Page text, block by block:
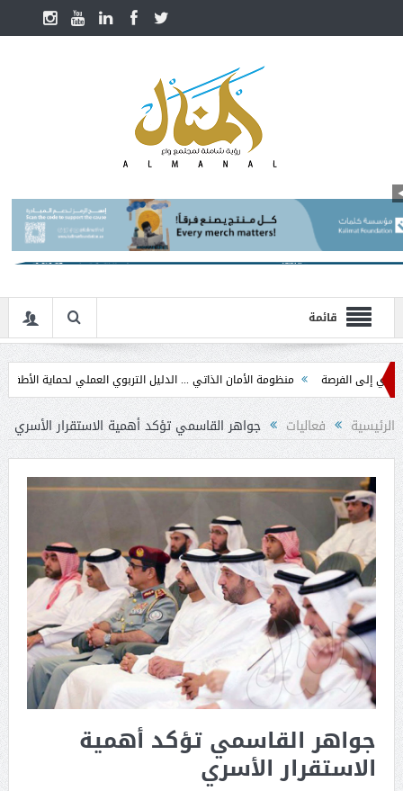
قائمة
منظومة الأمان الذاتي ... الدليل التربوي العملي لحماية الأطفال في مرحلة
الرئيسية فعاليات جواهر القاسمي تؤكد أهمية الاستقرار الأسري
جواهر القاسمي تؤكد أهمية
الاستقرار الأسري